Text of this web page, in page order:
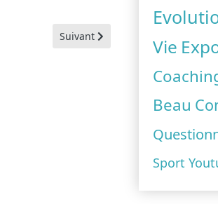
Article suivant : Naissance du
Suivant
Vie
Beau
Sport